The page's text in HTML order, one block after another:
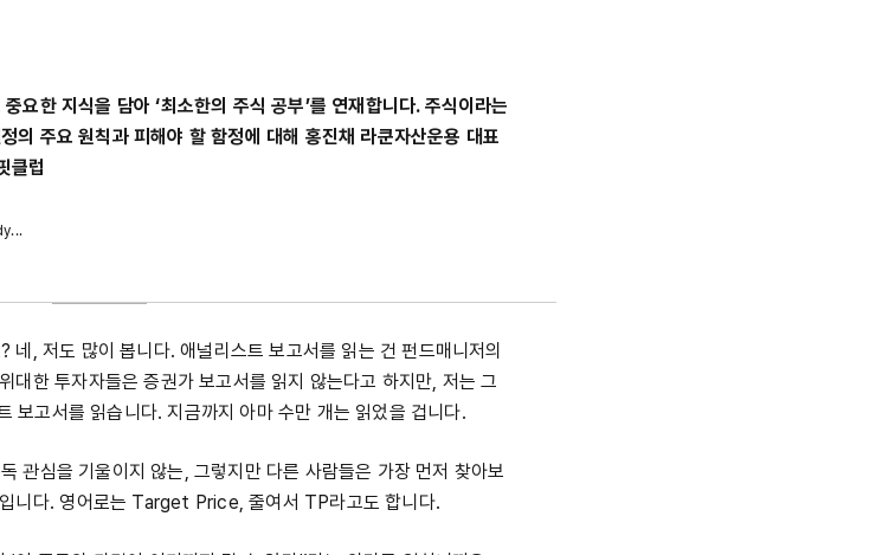
요한 지식을 담아 ‘최소한의 주식 공부’를 연재합니다. 주식이라는
의 주요 원칙과 피해야 할 함정에 대해 홍진채 라쿤자산운용 대표
클럽
네, 저도 많이 봅니다. 애널리스트 보고서를 읽는 건 펀드매니저의
대한 투자자들은 증권가 보고서를 읽지 않는다고 하지만, 저는 그
보고서를 읽습니다. 지금까지 아마 수만 개는 읽었을 겁니다.
관심을 기울이지 않는, 그렇지만 다른 사람들은 가장 먼저 찾아보
입니다. 영어로는 Target Price, 줄여서 TP라고도 합니다.